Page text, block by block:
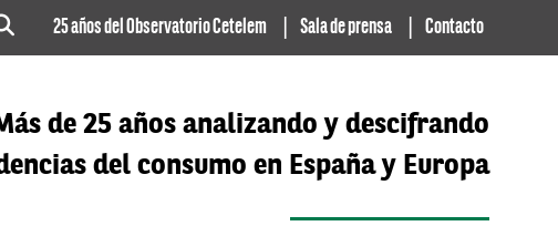
25 años del Observatorio Cetelem Sala de prensa Contacto
de 25 años analizando y descifrando
del consumo en España y Europa